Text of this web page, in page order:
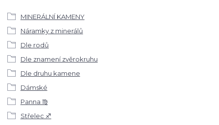
MINERÁLNÍ KAMENY
Náramky z minerálů
Dle rodů
Dle znamení zvěrokruhu
Dle druhu kamene
Dámské
Panna ♍
Střelec ♐